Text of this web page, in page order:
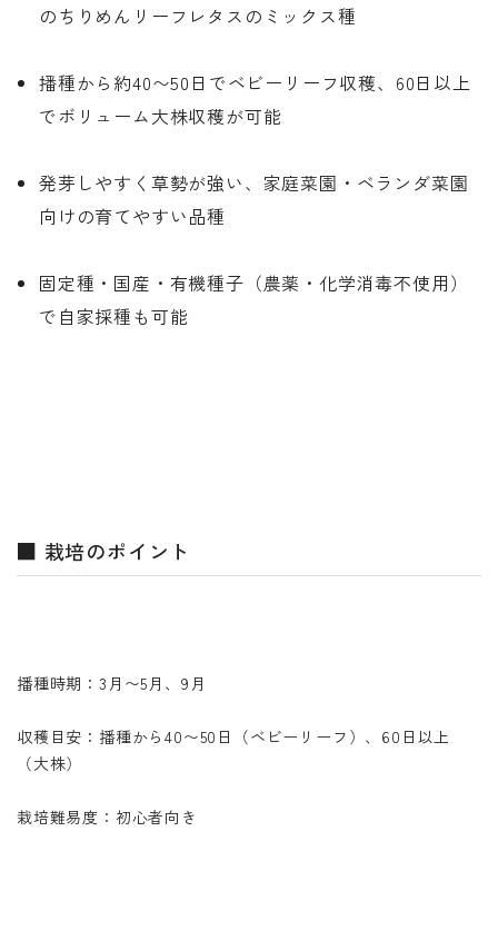
のちりめんリーフレタスのミックス種
播種から約40〜50日でベビーリーフ収穫、60日以上
でボリューム大株収穫が可能
発芽しやすく草勢が強い、家庭菜園・ベランダ菜園
向けの育てやすい品種
固定種・国産・有機種子（農薬・化学消毒不使用）
で自家採種も可能
■ 栽培のポイント
播種時期：3月〜5月、9月
収穫目安：播種から40〜50日（ベビーリーフ）、60日以上
（大株）
栽培難易度：初心者向き